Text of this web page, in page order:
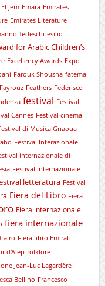
El Jem Emara Emirates
Emirates Literature
Tedeschi esilio
for Arabic Children’s
Excellency Awards Expo
Farouk Shousha fatema
Fayrouz Feathers Federisco
festival Festival
Cannes Festival cinema
di Musica Gnaoua
Festival Interazionale
internazionale di
Festival internazionale
letteratura Festival
Fiera del Libro Fiera
Fiera internazionale
fiera internazionale
Fiera libro Emirati
d'Alep folklore
Jean-Luc Lagardère
Bellino Francesco